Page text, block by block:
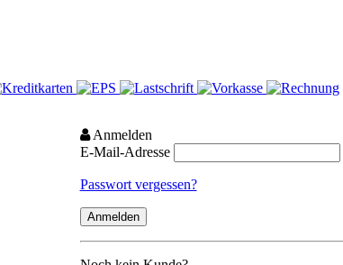
Anmelden
E-Mail-Adresse
Passwort vergessen?